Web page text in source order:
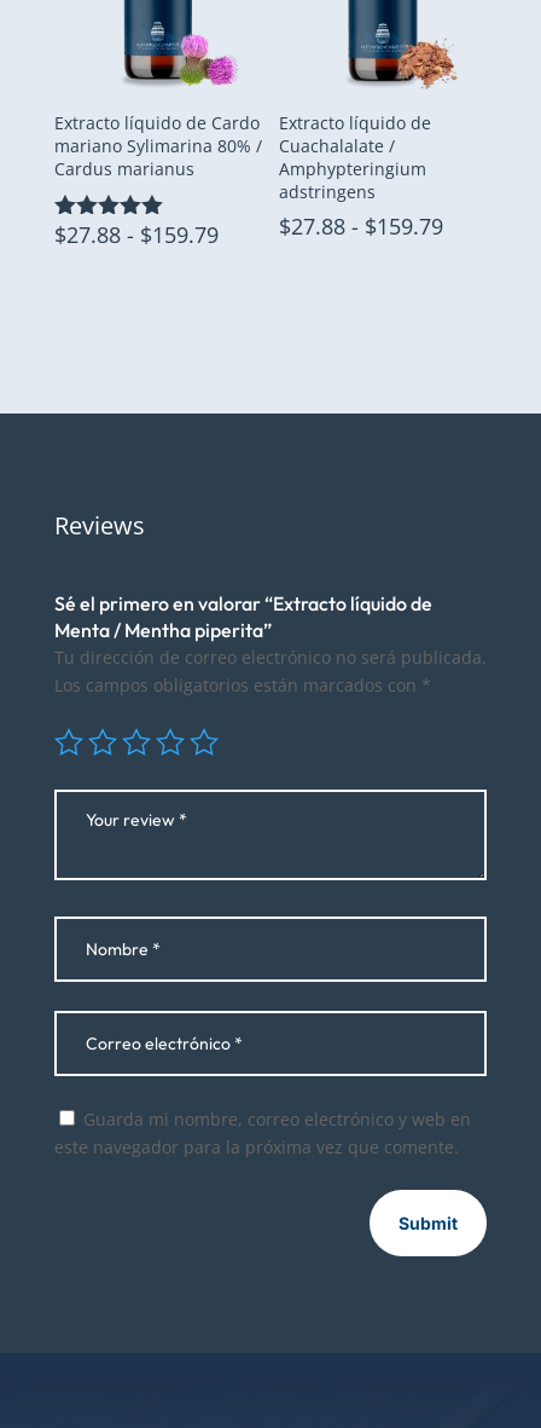
Extracto líquido de Cardo
mariano Sylimarina 80% /
Cardus marianus
Valorado
$27.88 - $159.79Rango
$159.79
Extracto líquido de
Cuachalalate /
Amphypteringium
adstringens
$27.88 - $159.79Rango
Reviews
Sé el primero en valorar “Extracto líquido de
Menta / Mentha piperita”
Tu dirección de correo electrónico no será publicada.
Los campos obligatorios están marcados con *
Guarda mi nombre, correo electrónico y web en
este navegador para la próxima vez que comente.
Submit